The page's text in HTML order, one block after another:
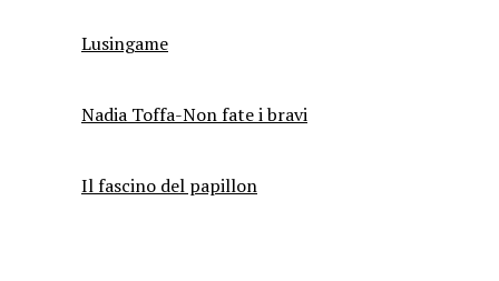
Lusingame
Nadia Toffa-Non fate i bravi
Il fascino del papillon